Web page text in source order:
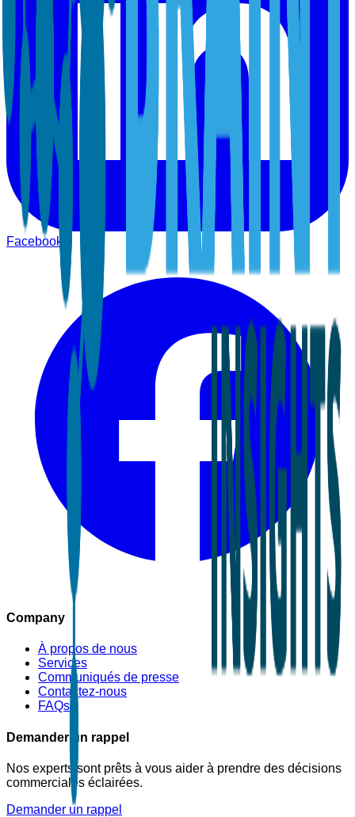
Facebook
Company
À propos de nous
Services
Communiqués de presse
Contactez-nous
FAQs
Demander un rappel
Nos experts sont prêts à vous aider à prendre des décisions
commerciales éclairées.
Demander un rappel